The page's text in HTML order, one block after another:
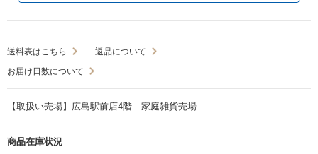
送料表はこちら
返品について
お届け日数について
【取扱い売場】広島駅前店4階 家庭雑貨売場
商品在庫状況